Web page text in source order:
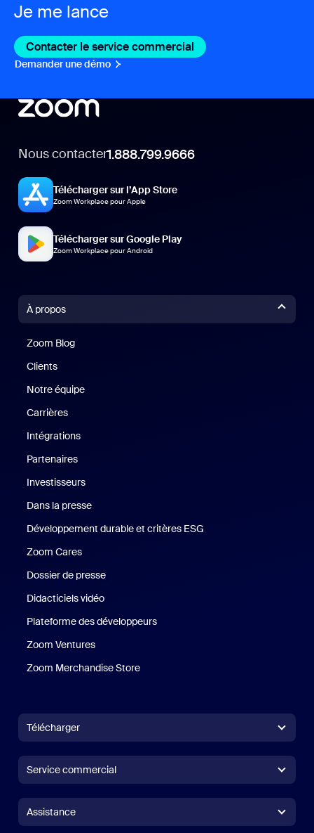
Je me lance
Contacter le service commercial Contacter le service
Demander une démo Demander une démo
Nous contacter1.888.799.9666
Télécharger sur l’App Store
Zoom Workplace pour Apple
Télécharger sur Google Play
Zoom Workplace pour Android
À propos
Zoom Blog
Clients
Notre équipe
Carrières
Intégrations
Partenaires
Investisseurs
Dans la presse
Développement durable et critères ESG
Zoom Cares
Dossier de presse
Didacticiels vidéo
Plateforme des développeurs
Zoom Ventures
Zoom Merchandise Store
Télécharger
Application Zoom RoomsApplication Zoom Rooms
Contrôleur Zoom Rooms
Service commercial
Contacter le service commercial
Assistance
Assistance